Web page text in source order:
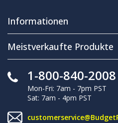
Informationen
Meistverkaufte Produkte
1-800-840-2008
Mon-Fri: 7am - 7pm PST
Sat: 7am - 4pm PST